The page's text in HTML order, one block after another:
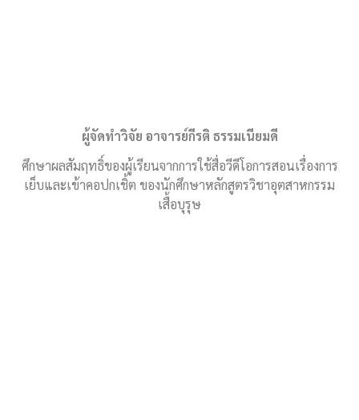
ผู้จัดทำวิจัย อาจารย์กีรติ ธรรมเนียมดี
ศึกษาผลสัมฤทธิ์ของผู้เรียนจากการใช้สื่อวีดีโอการสอนเรื่องการ
เย็บและเข้าคอปกเชิ้ต ของนักศึกษาหลักสูตรวิชาอุตสาหกรรม
เสื้อบุรุษ